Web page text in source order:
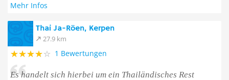
Mehr Infos
Thai Ja-Röen, Kerpen
27.9 km
1 Bewertungen
Es handelt sich hierbei um ein Thailändisches Rest